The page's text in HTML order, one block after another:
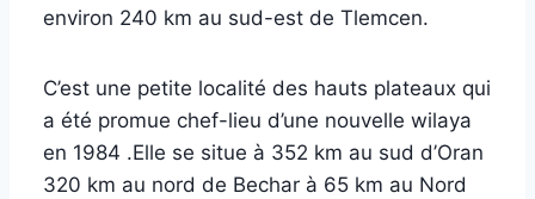
environ 240 km au sud-est de Tlemcen.
C’est une petite localité des hauts plateaux qui
a été promue chef-lieu d’une nouvelle wilaya
en 1984 .Elle se situe à 352 km au sud d’Oran
320 km au nord de Bechar à 65 km au Nord